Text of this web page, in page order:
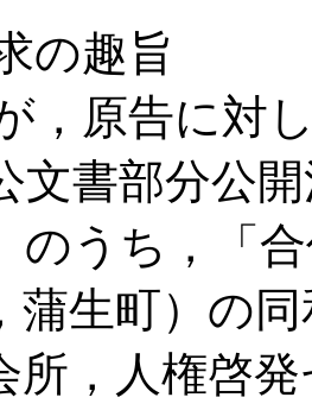
の趣旨
，原告に対
文書部分公
のうち，「
蒲生町）の
所，人権啓